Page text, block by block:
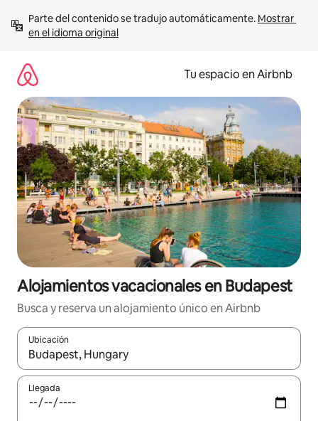
contenido
Parte del contenido se tradujo automáticamente. Mostrar
en el idioma original
Tu espacio en Airbnb
Alojamientos vacacionales en Budapest
Busca y reserva un alojamiento único en Airbnb
Ubicación
Cuando los resultados estén disponibles, podrás navegar
Llegada